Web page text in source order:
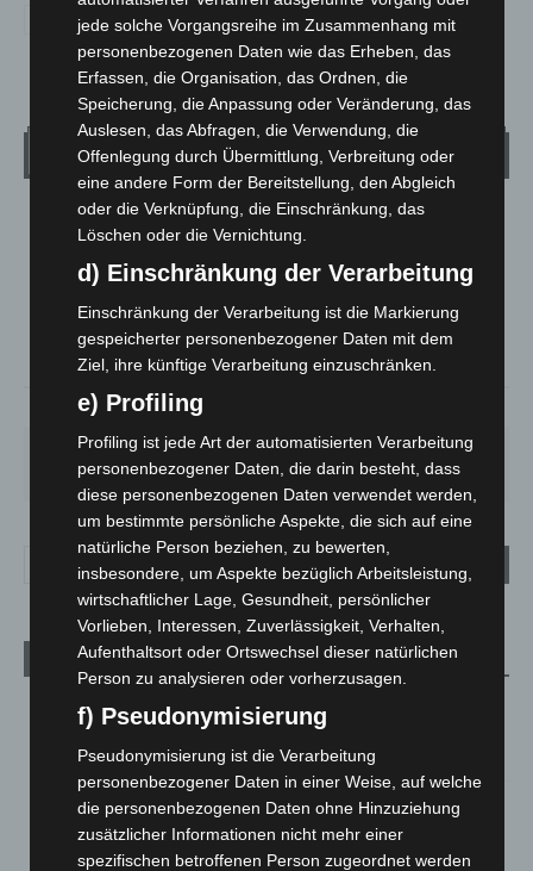
Wetter
LANGENHAGEN
21° °
18.8°
59%
FR.
21°
SA.
26°
SO.
32°
MO.
31°
DI.
23
Aktuelle Beiträge
Niedersachsen: Feuerwehrkräfte kehren nach
Waldbrandeinsatz aus Spanien zurück
7. August 2026
Hannover: Erste Tigermücken-Population in Niedersachsen
entdeckt
7. August 2026
jede solche Vorgangsreihe im Zusammenhang mit
personenbezogenen Daten wie das Erheben, das
Erfassen, die Organisation, das Ordnen, die
Speicherung, die Anpassung oder Veränderung, das
Auslesen, das Abfragen, die Verwendung, die
Offenlegung durch Übermittlung, Verbreitung oder
eine andere Form der Bereitstellung, den Abgleich
oder die Verknüpfung, die Einschränkung, das
Löschen oder die Vernichtung.
d) Einschränkung der Verarbeitung
Einschränkung der Verarbeitung ist die Markierung
gespeicherter personenbezogener Daten mit dem
Ziel, ihre künftige Verarbeitung einzuschränken.
e) Profiling
Profiling ist jede Art der automatisierten Verarbeitung
personenbezogener Daten, die darin besteht, dass
diese personenbezogenen Daten verwendet werden,
um bestimmte persönliche Aspekte, die sich auf eine
natürliche Person beziehen, zu bewerten,
insbesondere, um Aspekte bezüglich Arbeitsleistung,
wirtschaftlicher Lage, Gesundheit, persönlicher
Vorlieben, Interessen, Zuverlässigkeit, Verhalten,
Aufenthaltsort oder Ortswechsel dieser natürlichen
Person zu analysieren oder vorherzusagen.
f) Pseudonymisierung
Pseudonymisierung ist die Verarbeitung
personenbezogener Daten in einer Weise, auf welche
die personenbezogenen Daten ohne Hinzuziehung
zusätzlicher Informationen nicht mehr einer
spezifischen betroffenen Person zugeordnet werden